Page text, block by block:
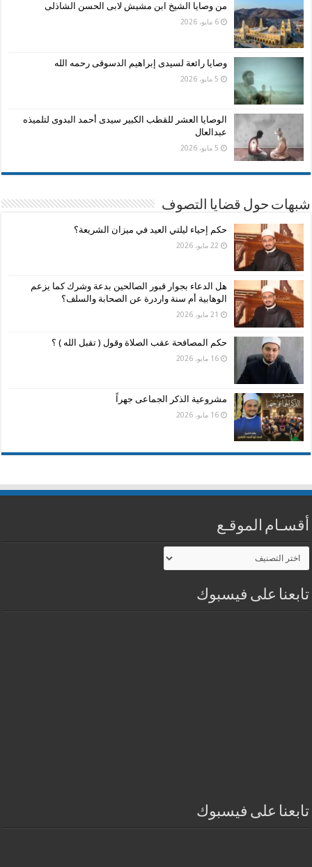
من وصايا الشيخ ابن مشيش لابى الحسن الشاذلى
6 مايو، 2026
وصايا رائعة لسيدى إبراهيم الدسوقى رحمه الله
5 مايو، 2026
الوصايا العشر للقطب الكبير سيدى أحمد البدوى لتلميذه
عبدالعال
5 مايو، 2026
شبهات حول قضايا التصوف
حكم إحياء ليلتي العيد في ميزان الشريعة؟
22 مايو، 2026
هل الدعاء بجوار قبور الصالحين بدعة وشرك كما يزعم
الوهابية أم سنة واردرة عن الصحابة والسلف؟
21 مايو، 2026
حكم المصافحة عقب الصلاة وقول ( تقبل الله ) ؟
16 مايو، 2026
مشروعية الذكر الجماعى جهراً
16 مايو، 2026
أقسـام الموقـع
أقسـام
الموقـع
تابعنا على فيسبوك
تابعنا على فيسبوك